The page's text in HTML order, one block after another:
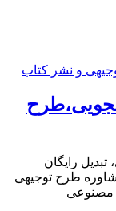
رایگان
طرح توجیهی
مصنوعی